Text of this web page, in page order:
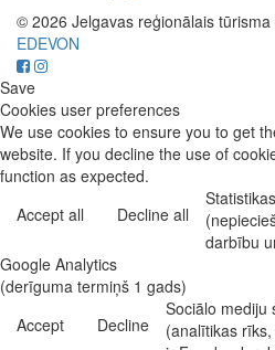
© 2026 Jelgavas reģionālais
EDEVON
Save
Cookies user preferences
We use cookies to ensure you to get
website. If you decline the use of
function as expected.
Accept all
Decline all
darbību
Google Analytics
(derīguma termiņš 1 gads)
Accept
Decline
Sociālo mediju
(analītikas